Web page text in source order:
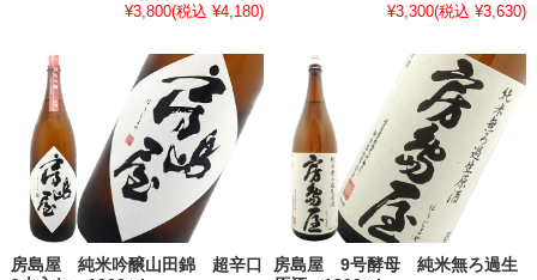
¥3,800(税込 ¥4,180)
¥3,300(税込 ¥3,630)
房島屋 純米吟醸山田錦 超辛口
房島屋 9号酵母 純米無ろ過生